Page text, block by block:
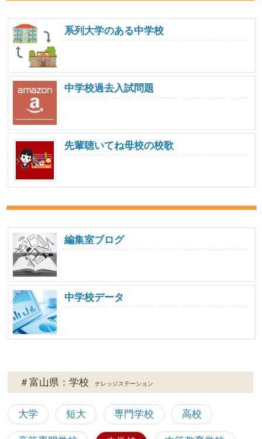
系列大学のある中学校
中学校過去入試問題
先輩聴いてね母校の校歌
編集室ブログ
中学校データ
＃富山県：学校 ナレッジステーション
大学 短大 専門学校 高校